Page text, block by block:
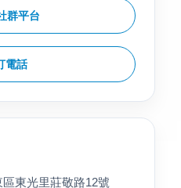
群平台
電話
東光里莊敬路12號